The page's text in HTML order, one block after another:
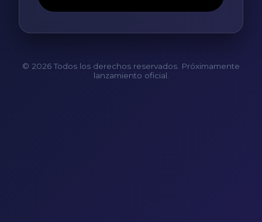
© 2026 Todos los derechos reservados. Próximamente
lanzamiento oficial.